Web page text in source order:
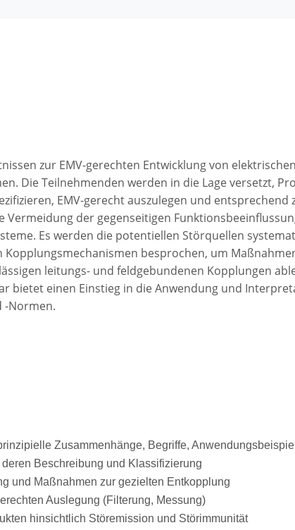
zur EMV-gerechten Entwicklung von
Die Teilnehmenden werden in die Lage versetzt,
EMV-gerecht auszulegen und entsprechend
Vermeidung der gegenseitigen
Es werden die potentiellen Störquellen
Kopplungsmechanismen besprochen, um
leitungs- und feldgebundenen Kopplungen
bietet einen Einstieg in die Anwendung und
-Normen.
Zusammenhänge, Begriffe,
Beschreibung und Klassifizierung
und Maßnahmen zur gezielten Entkopplung
Auslegung (Filterung, Messung)
hinsichtlich Störemission und Störimmunität